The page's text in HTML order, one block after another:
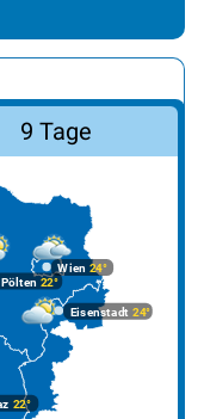
9 Tage
22°
Wien 24°
Eisenstadt 24°
22°